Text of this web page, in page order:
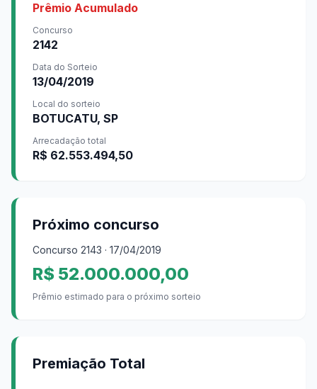
Prêmio Acumulado
Concurso
2142
Data do Sorteio
13/04/2019
Local do sorteio
BOTUCATU, SP
Arrecadação total
R$ 62.553.494,50
Próximo concurso
Concurso 2143 · 17/04/2019
R$ 52.000.000,00
Prêmio estimado para o próximo sorteio
Premiação Total